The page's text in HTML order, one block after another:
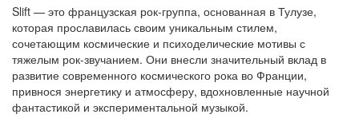
Slift — это французская рок-группа, основанная в Тулузе,
которая прославилась своим уникальным стилем,
сочетающим космические и психоделические мотивы с
тяжелым рок-звучанием. Они внесли значительный вклад в
развитие современного космического рока во Франции,
привнося энергетику и атмосферу, вдохновленные научной
фантастикой и экспериментальной музыкой.